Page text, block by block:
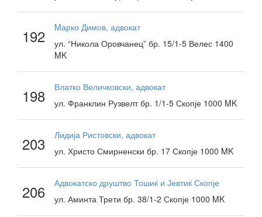
192
Mарко Димов, адвокат
ул. “Никола Оровчанец” бр. 15/1-5 Велес 1400
MK
198
Влатко Величковски, адвокат
ул. Франклин Рузвелт бр. 1/1-5 Скопје 1000 MK
203
Лидија Ристовски, адвокат
ул. Христо Смирненски бр. 17 Скопје 1000 MK
206
Адвокатско друштво Тошиќ и Јевтиќ Скопје
ул. Аминта Трети бр. 38/1-2 Скопје 1000 MK